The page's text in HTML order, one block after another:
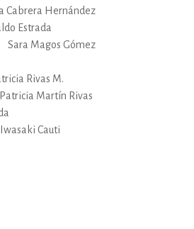
Cabrera Hernández
Estrada
Sara Magos Gómez
Rivas M.
Patricia Martín Rivas
Cauti